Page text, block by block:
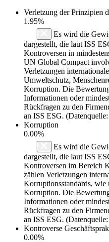
Verletzung der Prinzipien
1.95%
Es wird die
dargestellt, die laut ISS
Kontroversen in
UN Global Compact
Verletzungen
Umweltschutz,
Korruption. Die
Informationen oder
Rückfragen zu den
an ISS ESG.
Korruption
0.00%
Es wird die
dargestellt, die laut ISS
Kontroversen im Bereich
zählen Verletzungen
Korruptionsstandards,
Korruption. Die
Informationen oder
Rückfragen zu den
an ISS ESG.
Kontroverse
0.00%